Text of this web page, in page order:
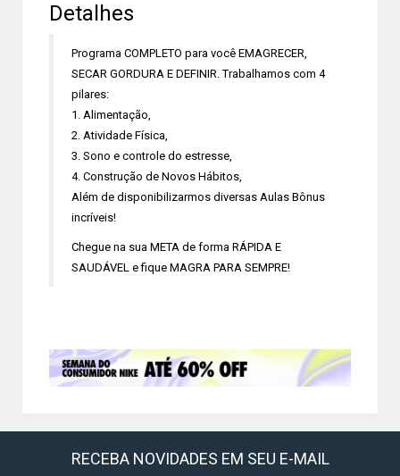
Detalhes
Programa COMPLETO para você EMAGRECER,
SECAR GORDURA E DEFINIR. Trabalhamos com 4
pilares:
1. Alimentação,
2. Atividade Física,
3. Sono e controle do estresse,
4. Construção de Novos Hábitos,
Além de disponibilizarmos diversas Aulas Bônus
incríveis!
Chegue na sua META de forma RÁPIDA E
SAUDÁVEL e fique MAGRA PARA SEMPRE!
RECEBA NOVIDADES EM SEU E-MAIL